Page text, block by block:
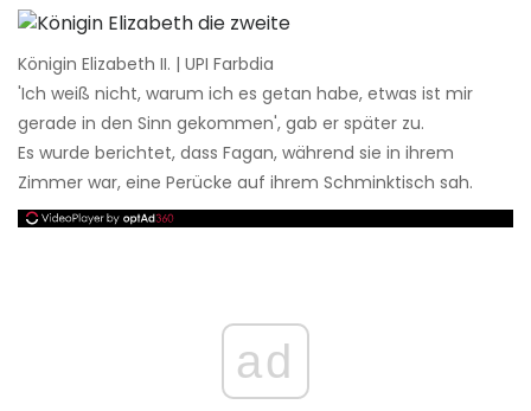
Königin Elizabeth II. | UPI Farbdia
'Ich weiß nicht, warum ich es getan habe, etwas ist mir
gerade in den Sinn gekommen', gab er später zu.
Es wurde berichtet, dass Fagan, während sie in ihrem
Zimmer war, eine Perücke auf ihrem Schminktisch sah.
ad